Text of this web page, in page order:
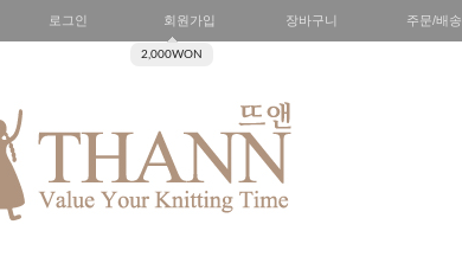
로그인 회원가입
2,000WON
장바구니 주문/배송